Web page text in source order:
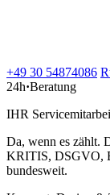
+49 30 54874086
24h·Beratung
IHR
Da, wenn es zählt.
KRITIS, DSGVO,
bundesweit.